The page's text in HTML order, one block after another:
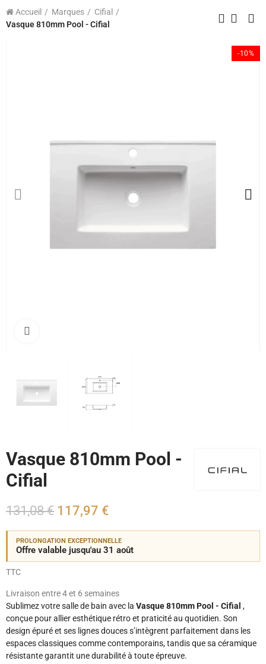
Accueil Marques
Cifial
Vasque 810mm Pool - Cifial
-10%
Vasque 810mm Pool -
Cifial
131,08 € 117,97 €
PROLONGATION EXCEPTIONNELLE
Offre valable jusqu'au 31 août
TTC
Livraison entre 4 et 6 semaines
Sublimez votre salle de bain avec la Vasque 810mm Pool - Cifial ,
conçue pour allier esthétique rétro et praticité au quotidien. Son
design épuré et ses lignes douces s’intègrent parfaitement dans les
espaces classiques comme contemporains, tandis que sa céramique
résistante garantit une durabilité à toute épreuve.